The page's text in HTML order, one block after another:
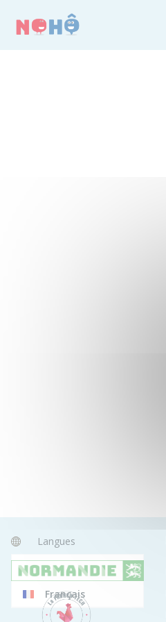
Langues
Anglais
Français